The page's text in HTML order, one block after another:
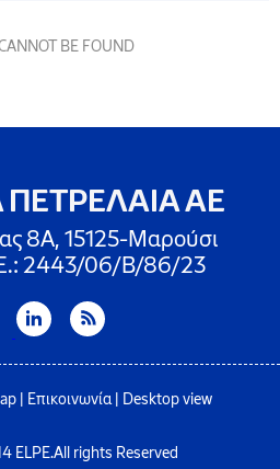
BE FOUND
ΑΕ
8A, 15125-Μαρούσι
2443/06/Β/86/23
Επικοινωνία| Desktop view
ELPE.All rights Reserved